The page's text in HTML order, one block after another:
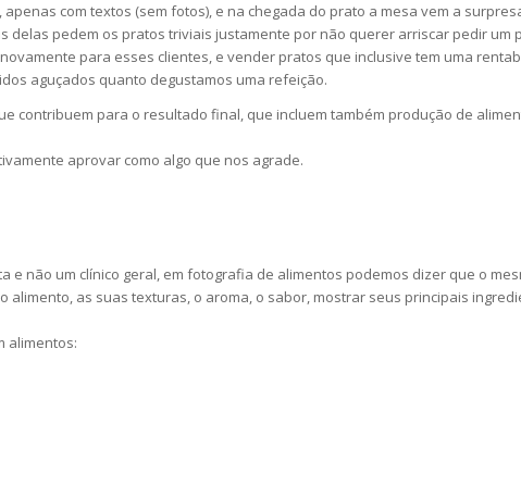
com textos (sem fotos), e na chegada do prato a mesa vem a
delas pedem os pratos triviais justamente por não querer arriscar pedir um
para esses clientes, e vender pratos que inclusive tem uma
aguçados quanto degustamos uma refeição.
para o resultado final, que incluem também produção de
aprovar como algo que nos agrade.
não um clínico geral, em fotografia de alimentos podemos dizer que o
as suas texturas, o aroma, o sabor, mostrar seus principais
alimentos: